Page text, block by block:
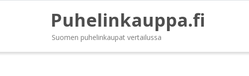
Puhelinkauppa.fi
Suomen puhelinkaupat vertailussa